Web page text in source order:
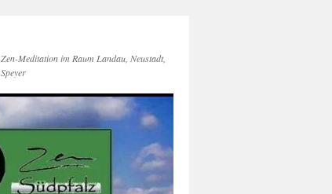
Zen-Meditation im Raum Landau, Neustadt,
Speyer